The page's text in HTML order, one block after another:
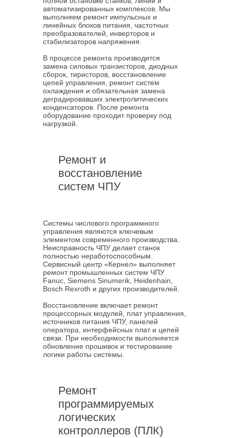
автоматизированных комплексов. Мы
выполняем ремонт импульсных и
линейных блоков питания, частотных
преобразователей, инверторов и
стабилизаторов напряжения.
В процессе ремонта производится
замена силовых транзисторов, диодных
сборок, тиристоров, восстановление
цепей управления, ремонт систем
охлаждения и обязательная замена
деградировавших электролитических
конденсаторов. После ремонта
оборудование проходит проверку под
нагрузкой.
Ремонт и
восстановление
систем ЧПУ
Системы числового программного
управления являются ключевым
элементом современного производства.
Неисправность ЧПУ делает станок
полностью неработоспособным.
Сервисный центр «Кернел» выполняет
ремонт промышленных систем ЧПУ
Fanuc, Siemens Sinumerik, Heidenhain,
Bosch Rexroth и других производителей.
Восстановление включает ремонт
процессорных модулей, плат управления,
источников питания ЧПУ, панелей
оператора, интерфейсных плат и цепей
связи. При необходимости выполняется
обновление прошивок и тестирование
логики работы системы.
Ремонт
программируемых
логических
контроллеров (ПЛК)